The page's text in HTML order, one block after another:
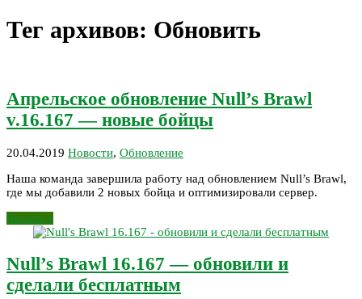
Тег архивов: Обновить
Апрельское обновление Null’s Brawl
v.16.167 — новые бойцы
20.04.2019 Новости, Обновление
Наша команда завершила работу над обновлением Null’s Brawl,
где мы добавили 2 новых бойца и оптимизировали сервер.
Читать »
Null’s Brawl 16.167 — обновили и
сделали бесплатным